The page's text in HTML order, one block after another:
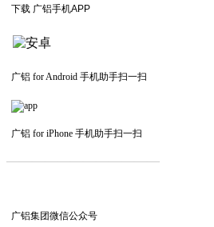
下载 广铝手机APP
广铝 for Android 手机助手扫一扫
广铝 for iPhone 手机助手扫一扫
————————————
广铝集团微信公众号